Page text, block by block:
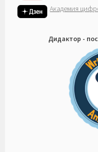
Академия
Дидактор -